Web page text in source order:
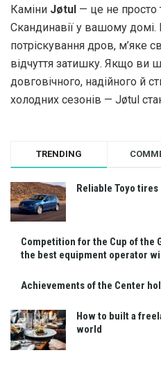
Каміни Jøtul — це не просто
Скандинавії у вашому
потріскування дров, м’яке
відчуття затишку. Якщо ви
довговічного, надійного й
холодних сезонів — Jøtul
TRENDING
Reliable Toyo tires
Competition for the Cup of the
the best equipment operator
Achievements of the Center
How to built a
world